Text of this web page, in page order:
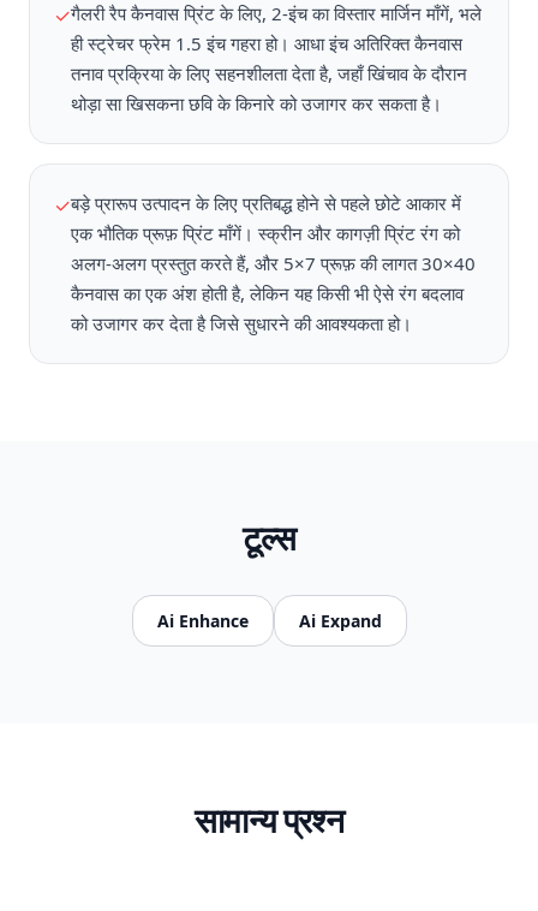
✓गैलरी रैप कैनवास प्रिंट के लिए, 2-इंच का विस्तार मार्जिन माँगें, भले
ही स्ट्रेचर फ्रेम 1.5 इंच गहरा हो। आधा इंच अतिरिक्त कैनवास
तनाव प्रक्रिया के लिए सहनशीलता देता है, जहाँ खिंचाव के दौरान
थोड़ा सा खिसकना छवि के किनारे को उजागर कर सकता है।
✓बड़े प्रारूप उत्पादन के लिए प्रतिबद्ध होने से पहले छोटे आकार में
एक भौतिक प्रूफ़ प्रिंट माँगें। स्क्रीन और कागज़ी प्रिंट रंग को
अलग-अलग प्रस्तुत करते हैं, और 5×7 प्रूफ़ की लागत 30×40
कैनवास का एक अंश होती है, लेकिन यह किसी भी ऐसे रंग बदलाव
को उजागर कर देता है जिसे सुधारने की आवश्यकता हो।
टूल्स
Ai Enhance Ai Expand
सामान्य प्रश्न